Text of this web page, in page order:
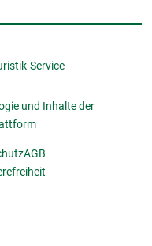
Service
und Inhalte der
AGB